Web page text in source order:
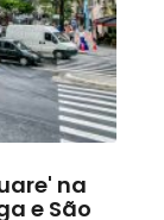
na
e São